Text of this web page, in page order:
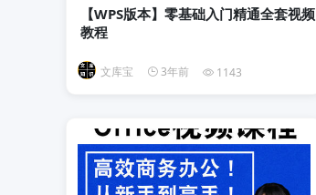
【WPS版本】零基础入门精通全套视频
教程
文库宝 3年前 1143